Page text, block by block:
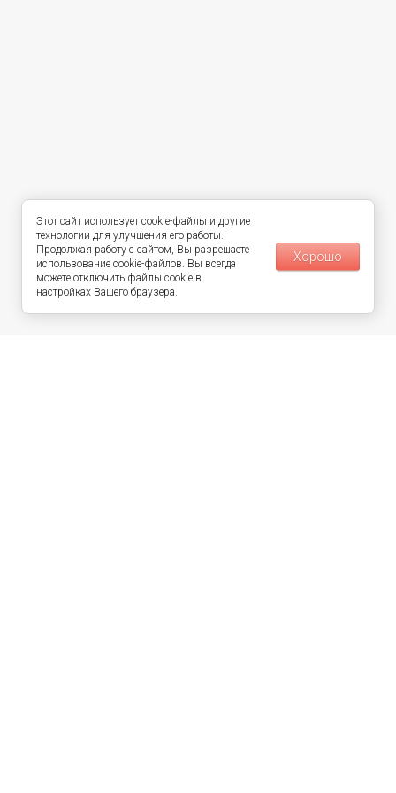
Этот сайт использует cookie-файлы и другие
технологии для улучшения его работы.
Продолжая работу с сайтом, Вы разрешаете
использование cookie-файлов. Вы всегда
можете отключить файлы cookie в
настройках Вашего браузера.
Хорошо